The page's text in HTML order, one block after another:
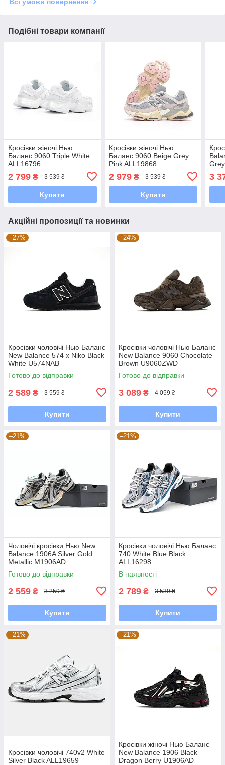
Всі умови повернення
Подібні товари компанії
Кросівки жіночі Нью
Баланс 9060 Triple White
ALL16796
2 799 ₴ 3 539 ₴
Купити
Кросівки жіночі Нью
Баланс 9060 Beige Grey
Pink ALL19868
2 979₴ 3 539 ₴
Купити
3
Акційні пропозиції та новинки
–27%
Кросівки чоловічі Нью Баланс
New Balance 574 x Niko Black
White U574NAB
Готово до відправки
2 589 ₴ 3 559 ₴
Купити
–24%
Кросівки чоловічі Нью Баланс
New Balance 9060 Chocolate
Brown U9060ZWD
Готово до відправки
3 089 ₴ 4 059 ₴
Купити
–21%
Чоловічі кросівки Нью New
Balance 1906A Silver Gold
Metallic M1906AD
Готово до відправки
2 559 ₴ 3 259 ₴
Купити
–21%
Кросівки чоловічі Нью Баланс
740 White Blue Black
ALL16298
В наявності
2 789 ₴ 3 539 ₴
Купити
–21%
Кросівки чоловічі 740v2 White
Silver Black ALL19659
–21%
Кросівки жіночі Нью Баланс
New Balance 1906 Black
Dragon Berry U1906AD